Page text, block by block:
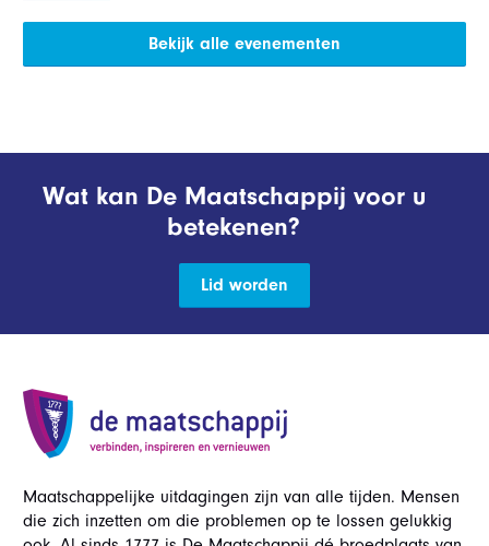
Bekijk alle evenementen
Wat kan De Maatschappij voor u
betekenen?
Lid worden
Maatschappelijke uitdagingen zijn van alle tijden. Mensen
die zich inzetten om die problemen op te lossen gelukkig